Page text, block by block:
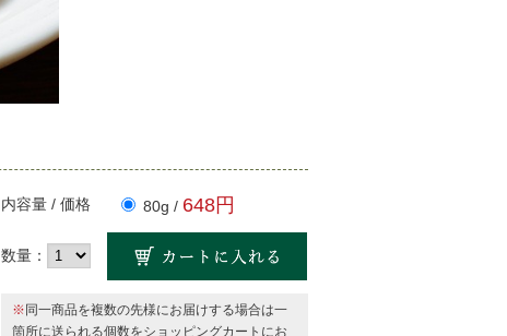
内容量 / 価格 80g / 648円
数量：
※同一商品を複数の先様にお届けする場合は一
箇所に送られる個数をショッピングカートにお